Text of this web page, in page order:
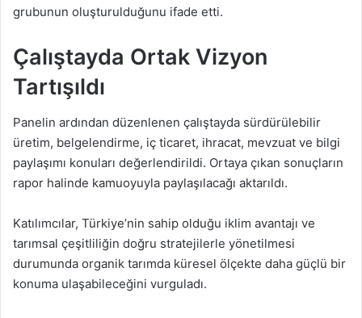
grubunun oluşturulduğunu ifade etti.
Çalıştayda Ortak Vizyon
Tartışıldı
Panelin ardından düzenlenen çalıştayda sürdürülebilir
üretim, belgelendirme, iç ticaret, ihracat, mevzuat ve bilgi
paylaşımı konuları değerlendirildi. Ortaya çıkan sonuçların
rapor halinde kamuoyuyla paylaşılacağı aktarıldı.
Katılımcılar, Türkiye’nin sahip olduğu iklim avantajı ve
tarımsal çeşitliliğin doğru stratejilerle yönetilmesi
durumunda organik tarımda küresel ölçekte daha güçlü bir
konuma ulaşabileceğini vurguladı.